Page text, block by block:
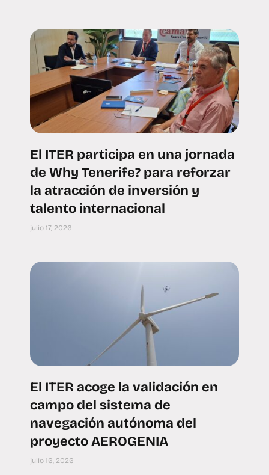
El ITER participa en una jornada
de Why Tenerife? para reforzar
la atracción de inversión y
talento internacional
julio 17, 2026
El ITER acoge la validación en
campo del sistema de
navegación autónoma del
proyecto AEROGENIA
julio 16, 2026